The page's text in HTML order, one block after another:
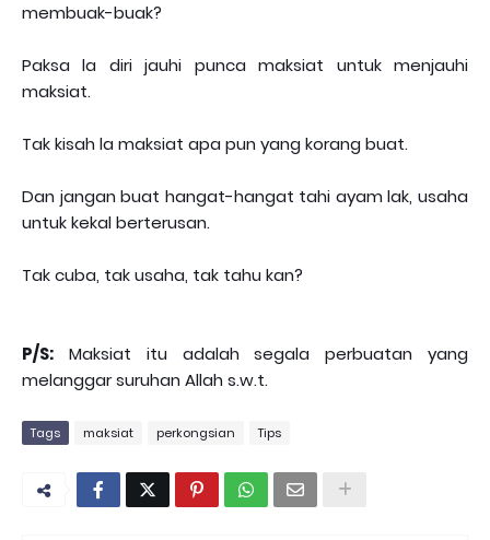
membuak-buak?
Paksa la diri jauhi punca maksiat untuk menjauhi
maksiat.
Tak kisah la maksiat apa pun yang korang buat.
Dan jangan buat hangat-hangat tahi ayam lak, usaha
untuk kekal berterusan.
Tak cuba, tak usaha, tak tahu kan?
P/S: Maksiat itu adalah segala perbuatan yang
melanggar suruhan Allah s.w.t.
Tags maksiat perkongsian Tips